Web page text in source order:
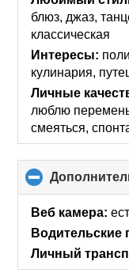
блюз, джаз,
классическая
Интересы:
кулинария,
Личные
люблю
смеяться,
Веб камера:
Водительские
Личный